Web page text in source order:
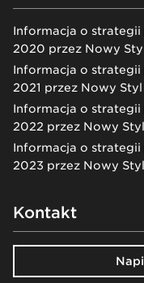
Informacja o
2020 przez Nowy
Informacja o
2021 przez Nowy Styl
Informacja o
2022 przez Nowy
Informacja o
2023 przez Nowy
Kontakt